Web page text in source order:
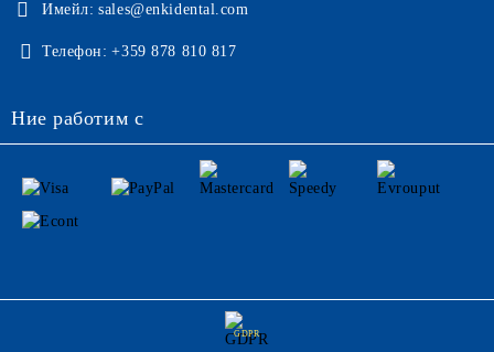
Имейл: sales@enkidental.com
Телефон: +359 878 810 817
Ние работим с
GDPR